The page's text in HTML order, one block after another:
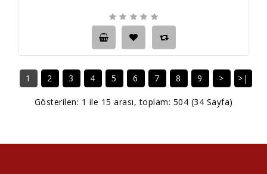
1 2 3 4 5 6 7 8 9 > >|
Gösterilen: 1 ile 15 arası, toplam: 504 (34 Sayfa)